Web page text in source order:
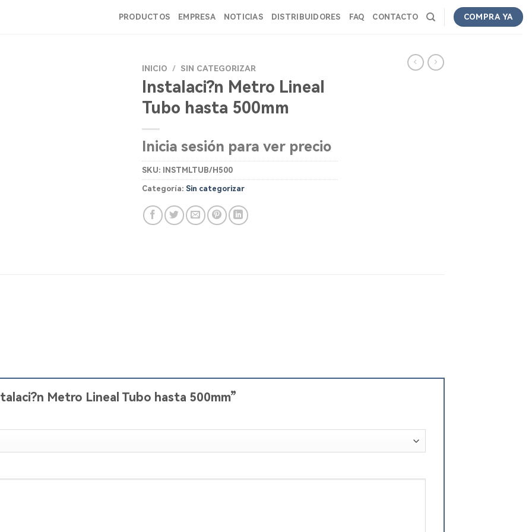
PRODUCTOS EMPRESA NOTICIAS DISTRIBUIDORES FAQ CONTACTO COMPRA YA
INICIO / SIN CATEGORIZAR
Instalaci?n Metro Lineal
Tubo hasta 500mm
Inicia sesión para ver precio
SKU: INSTMLTUB/H500
Categoría: Sin categorizar
Metro Lineal Tubo hasta 500mm”